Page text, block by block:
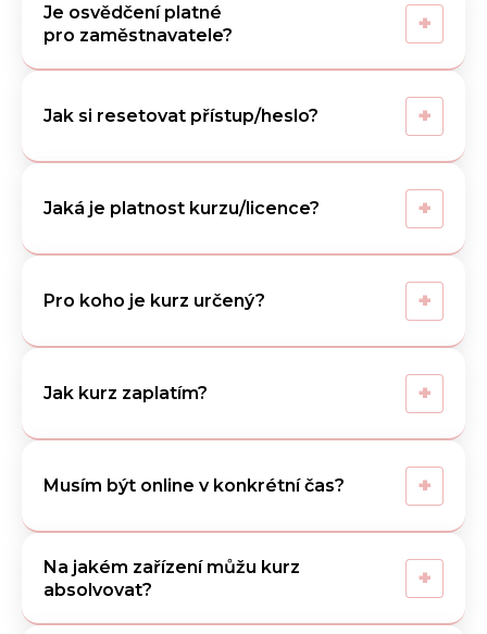
Je osvědčení platné
pro zaměstnavatele?
+
Jak si resetovat přístup/heslo? +
Jaká je platnost kurzu/licence? +
Pro koho je kurz určený? +
Jak kurz zaplatím? +
Musím být online v konkrétní čas? +
Na jakém zařízení můžu kurz
absolvovat?
+